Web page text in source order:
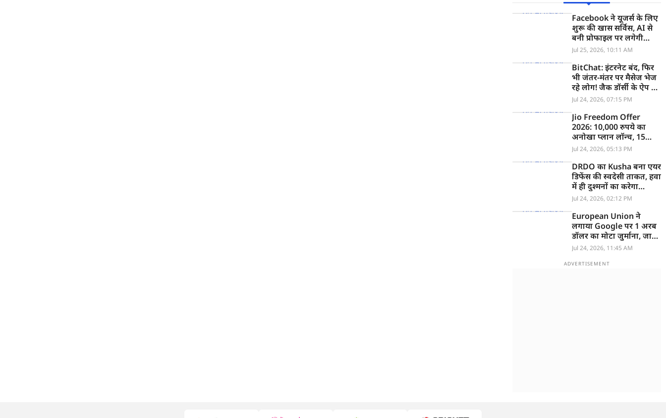
Facebook ने यूजर्स के लिए
शुरू की खास सर्विस, AI से
बनी प्रोफाइल पर लगेगी
लगाम
Jul 25, 2026, 10:11 AM
BitChat: इंटरनेट बंद, फिर
भी जंतर-मंतर पर मैसेज भेज
रहे लोग! जैक डॉर्सी के ऐप पर
भारत सरकार लगाएगी Ban?
Jul 24, 2026, 07:15 PM
Jio Freedom Offer
2026: 10,000 रुपये का
अनोखा प्लान लॉन्च, 15
महीने की वैलिडिटी के साथ
Jul 24, 2026, 05:13 PM
DRDO का Kusha बना एयर
डिफेंस की स्वदेसी ताकत, हवा
में ही दुश्मनों का करेगा
खात्मा, टेस्टिंग रही सफल
Jul 24, 2026, 02:12 PM
European Union ने
लगाया Google पर 1 अरब
डॉलर का मोटा जुर्माना, जानें
वजह
Jul 24, 2026, 11:45 AM